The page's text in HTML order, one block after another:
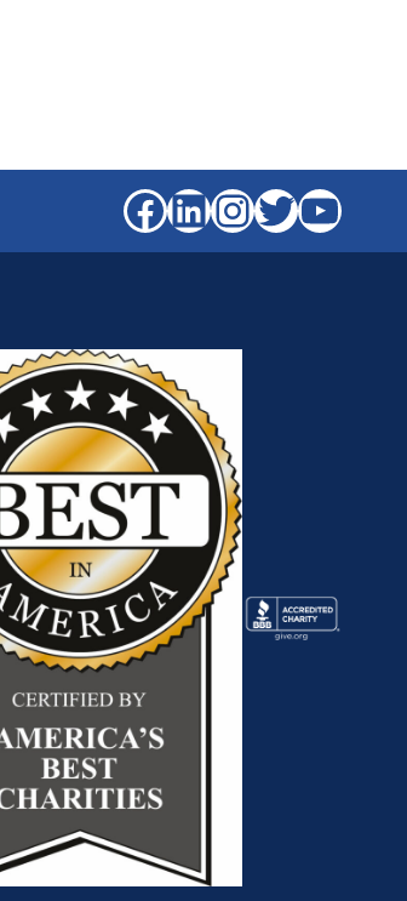
Facebook
LinkedIn
Gorjeo